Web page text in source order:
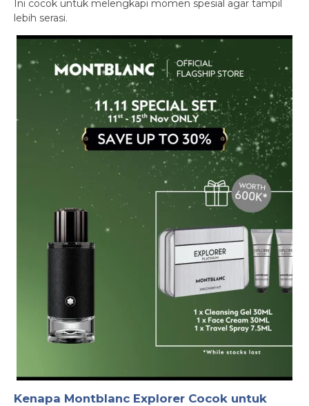
Ini cocok untuk melengkapi momen spesial agar tampil
lebih serasi.
Kenapa Montblanc Explorer Cocok untuk